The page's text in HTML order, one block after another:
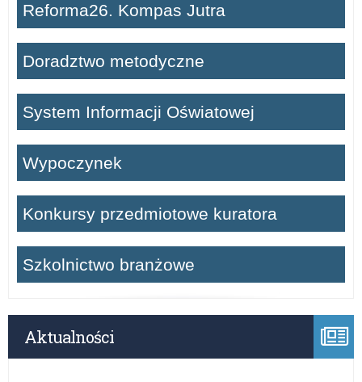
Reforma26. Kompas Jutra
Doradztwo metodyczne
System Informacji Oświatowej
Wypoczynek
Konkursy przedmiotowe kuratora
Szkolnictwo branżowe
Aktualności